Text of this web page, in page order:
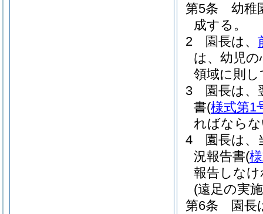
第5条
幼稚
成する。
2
園長は、
は、幼児
領域に則
3
園長は、
書(様式第1
ればなら
4
園長は、
況報告書(
報告しな
(遠足の実
第6条
園長